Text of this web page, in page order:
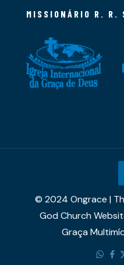
MISSIONÁRIO R. R.
© 2024 Ongrace |
God Church
Graça